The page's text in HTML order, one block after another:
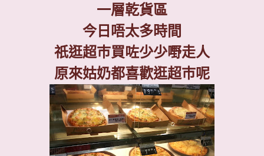
一層乾貨區
今日唔太多時間
祇逛超巿買咗少少嘢走人
原來姑奶都喜歡逛超巿呢